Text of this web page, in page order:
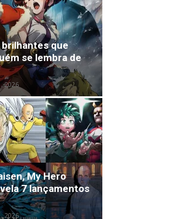
que
se lembra de
2026
My Hero
7 lançamentos
2026